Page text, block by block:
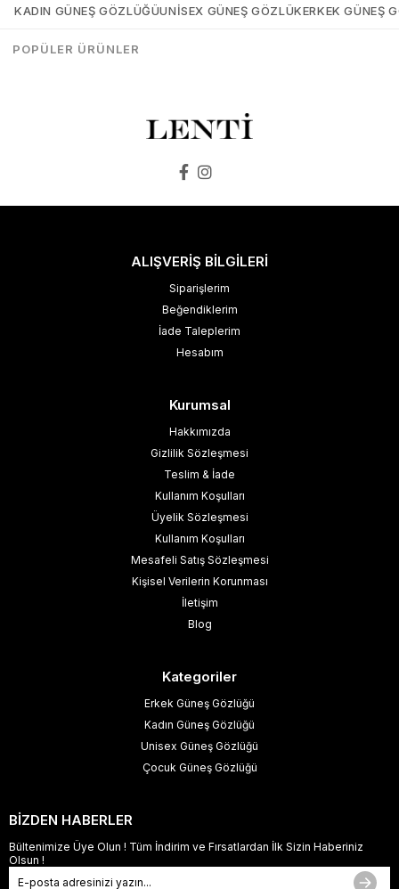
ALIŞVERİŞ BİLGİLERİ
Siparişlerim
Beğendiklerim
İade Taleplerim
Hesabım
Kurumsal
Hakkımızda
Gizlilik Sözleşmesi
Teslim & İade
Kullanım Koşulları
Üyelik Sözleşmesi
Kullanım Koşulları
Mesafeli Satış Sözleşmesi
Kişisel Verilerin Korunması
İletişim
Blog
Kategoriler
Erkek Güneş Gözlüğü
Kadın Güneş Gözlüğü
Unisex Güneş Gözlüğü
Çocuk Güneş Gözlüğü
BİZDEN HABERLER
Bültenimize Üye Olun ! Tüm İndirim ve Fırsatlardan İlk Sizin Haberiniz
Olsun !
KADIN GÜNEŞ GÖZLÜĞÜUNISEX GÜNEŞ GÖZLÜKERKEK GÜNEŞ
POPÜLER ÜRÜNLER